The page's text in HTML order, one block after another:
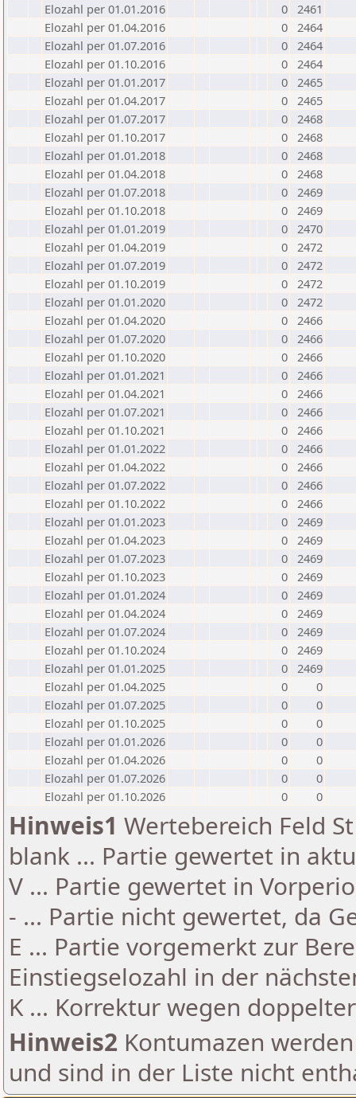
Elozahl per 01.01.2016
0 2461
Elozahl per 01.04.2016
0 2464
Elozahl per 01.07.2016
0 2464
Elozahl per 01.10.2016
0 2464
Elozahl per 01.01.2017
0 2465
Elozahl per 01.04.2017
0 2465
Elozahl per 01.07.2017
0 2468
Elozahl per 01.10.2017
0 2468
Elozahl per 01.01.2018
0 2468
Elozahl per 01.04.2018
0 2468
Elozahl per 01.07.2018
0 2469
Elozahl per 01.10.2018
0 2469
Elozahl per 01.01.2019
0 2470
Elozahl per 01.04.2019
0 2472
Elozahl per 01.07.2019
0 2472
Elozahl per 01.10.2019
0 2472
Elozahl per 01.01.2020
0 2472
Elozahl per 01.04.2020
0 2466
Elozahl per 01.07.2020
0 2466
Elozahl per 01.10.2020
0 2466
Elozahl per 01.01.2021
0 2466
Elozahl per 01.04.2021
0 2466
Elozahl per 01.07.2021
0 2466
Elozahl per 01.10.2021
0 2466
Elozahl per 01.01.2022
0 2466
Elozahl per 01.04.2022
0 2466
Elozahl per 01.07.2022
0 2466
Elozahl per 01.10.2022
0 2466
Elozahl per 01.01.2023
0 2469
Elozahl per 01.04.2023
0 2469
Elozahl per 01.07.2023
0 2469
Elozahl per 01.10.2023
0 2469
Elozahl per 01.01.2024
0 2469
Elozahl per 01.04.2024
0 2469
Elozahl per 01.07.2024
0 2469
Elozahl per 01.10.2024
0 2469
Elozahl per 01.01.2025
0 2469
Elozahl per 01.04.2025
0
0
Elozahl per 01.07.2025
0
0
Elozahl per 01.10.2025
0
0
Elozahl per 01.01.2026
0
0
Elozahl per 01.04.2026
0
0
Elozahl per 01.07.2026
0
0
Elozahl per 01.10.2026
0 0
Hinweis1 Wertebereich Feld
blank ... Partie gewertet in
V ... Partie gewertet in
- ... Partie nicht gewertet, da
E ... Partie vorgemerkt zur
Einstiegselozahl in der
K ... Korrektur wegen
Hinweis2 Kontumazen
und sind in der Liste nicht